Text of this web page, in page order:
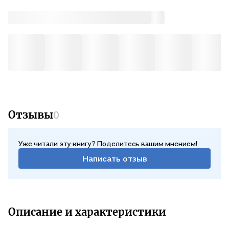
Отзывы0
Уже читали эту книгу? Поделитесь вашим мнением!
Написать отзыв
Описание и характеристики